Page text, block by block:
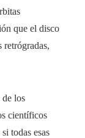
que el disco
retrógradas,
los
científicos
todas esas